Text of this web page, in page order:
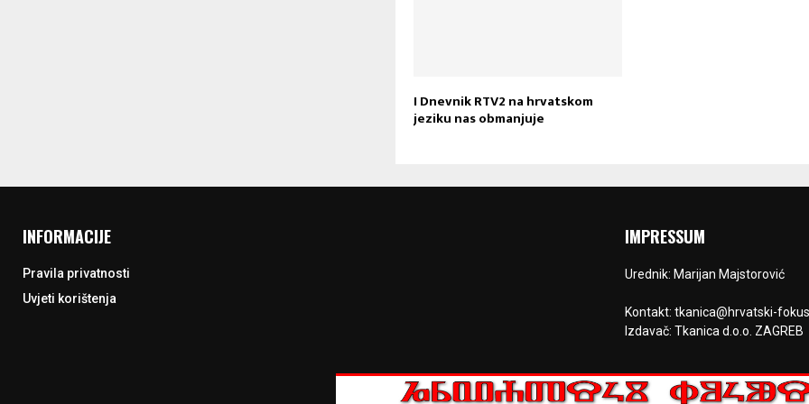
I Dnevnik RTV2 na hrvatskom
jeziku nas obmanjuje
INFORMACIJE
Pravila privatnosti
Uvjeti korištenja
IMPRESSUM
Urednik: Marijan Majstorović
Kontakt: tkanica@hrvatski-
Izdavač: Tkanica d.o.o. ZAGREB